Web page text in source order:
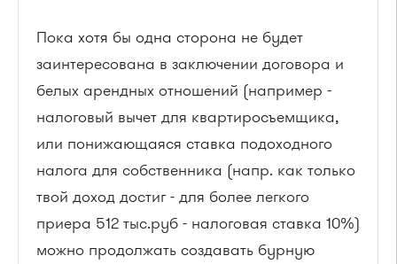
Пока хотя бы одна сторона не будет
заинтересована в заключении договора и
белых арендных отношений (например -
налоговый вычет для квартиросъемщика,
или понижающаяся ставка подоходного
налога для собственника (напр. как только
твой доход достиг - для более легкого
приера 512 тыс.руб - налоговая ставка 10%)
можно продолжать создавать бурную